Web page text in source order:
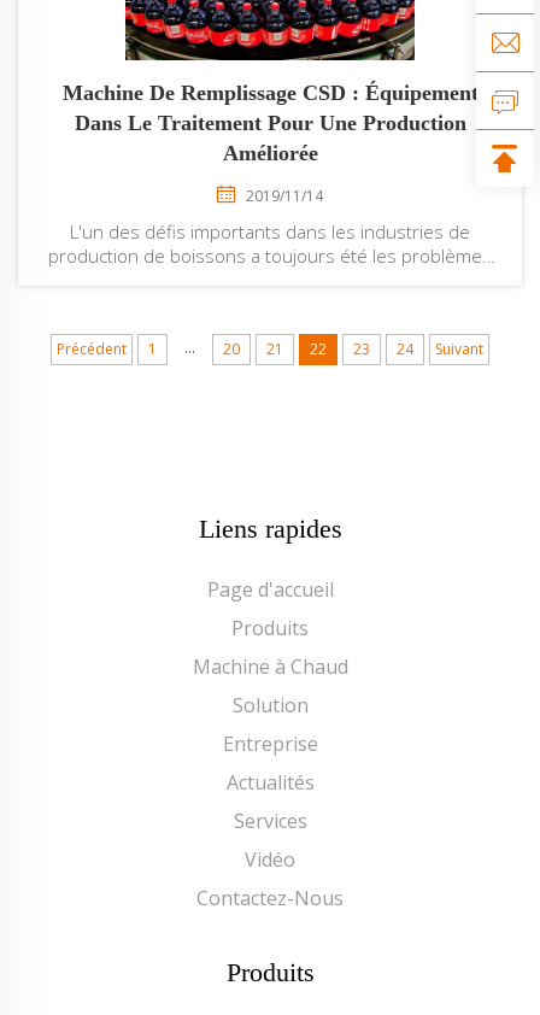
Machine De Remplissage CSD : Équipement
Dans Le Traitement Pour Une Production
Améliorée
2019/11/14
L'un des défis importants dans les industries de
production de boissons a toujours été les problèmes
entreprises de production de boissons. Mais chaque
entrepreneur sait...
Précédent 1 ... 20 21 22 23 24 Suivant
Liens rapides
Page d'accueil
Produits
Machine à Chaud
Solution
Entreprise
Actualités
Services
Vidéo
Contactez-Nous
Produits